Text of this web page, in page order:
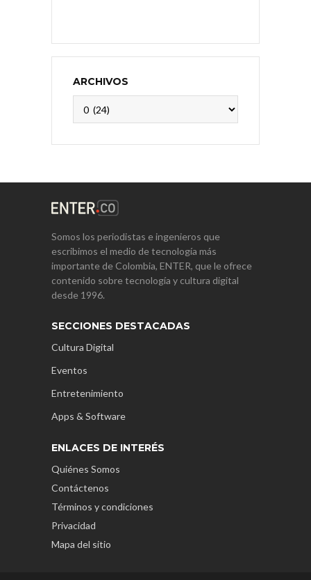
ARCHIVOS
Somos los periodistas e ingenieros que
escribimos el medio de tecnología más
importante de Colombia, ENTER, que le ofrece
contenido sobre tecnología y cultura digital
desde 1996.
SECCIONES DESTACADAS
Cultura Digital
Eventos
Entretenimiento
Apps & Software
ENLACES DE INTERÉS
Quiénes Somos
Contáctenos
Términos y condiciones
Privacidad
Mapa del sitio